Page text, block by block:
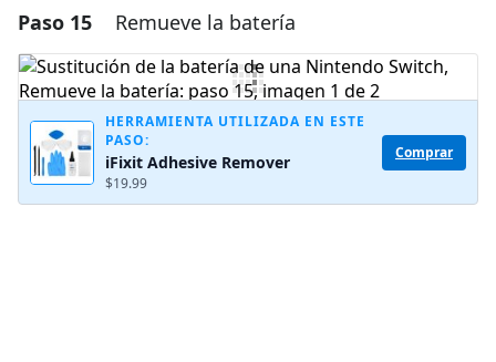
Agregar un comentario
Agregar Comentario
Cancelar Publicar comentario
Paso 15 Remueve la batería
HERRAMIENTA UTILIZADA EN ESTE
PASO:
iFixit Adhesive Remover
$19.99
Comprar